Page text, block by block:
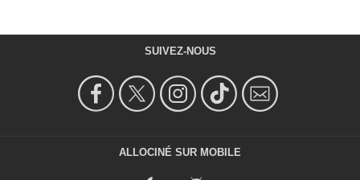
SUIVEZ-NOUS
ALLOCINÉ SUR MOBILE